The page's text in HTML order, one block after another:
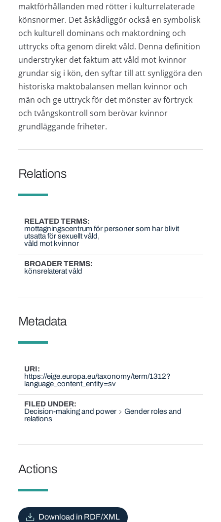
maktförhållanden med rötter i kulturrelaterade
könsnormer. Det åskådliggör också en symbolisk
och kulturell dominans och maktordning och
uttrycks ofta genom direkt våld. Denna definition
understryker det faktum att våld mot kvinnor
grundar sig i kön, den syftar till att synliggöra den
historiska maktobalansen mellan kvinnor och
män och ge uttryck för det mönster av förtryck
och tvångskontroll som berövar kvinnor
grundläggande friheter.
Relations
RELATED TERMS
mottagningscentrum för personer som har blivit
utsatta för sexuellt våld
våld mot kvinnor
BROADER TERMS
könsrelaterat våld
Metadata
URI
https://eige.europa.eu/taxonomy/term/1312?
language_content_entity=sv
FILED UNDER
Decision-making and power
Gender roles and
relations
Actions
Download in RDF/XML